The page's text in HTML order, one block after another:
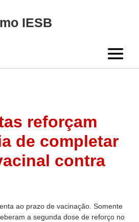
IESB
reforçam
de completar
contra
ao prazo de vacinação. Somente
a segunda dose de reforço no